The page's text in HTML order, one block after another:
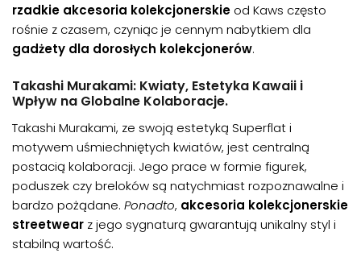
rzadkie akcesoria kolekcjonerskie od Kaws często
rośnie z czasem, czyniąc je cennym nabytkiem dla
gadżety dla dorosłych kolekcjonerów.
Takashi Murakami: Kwiaty, Estetyka Kawaii i
Wpływ na Globalne Kolaboracje.
Takashi Murakami, ze swoją estetyką Superflat i
motywem uśmiechniętych kwiatów, jest centralną
postacią kolaboracji. Jego prace w formie figurek,
poduszek czy breloków są natychmiast rozpoznawalne i
bardzo pożądane. Ponadto, akcesoria kolekcjonerskie
streetwear z jego sygnaturą gwarantują unikalny styl i
stabilną wartość.